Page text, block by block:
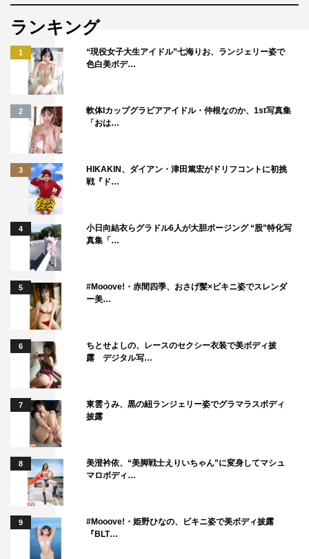
ランキング
1
“現役女子大生アイドル”七海りお、ランジェリー姿で
色白美ボデ…
2
軟体Iカップグラビアアイドル・仲根なのか、1st写真集
「おは…
3
HIKAKIN、ダイアン・津田篤宏がドリフコントに初挑
戦『ド…
4
小日向結衣らグラドル6人が大胆ポージング “股”特化写
真集「…
5
#Mooove!・赤間四季、おさげ髪×ビキニ姿でスレンダ
ー美…
6
ちとせよしの、レースのセクシー衣装で美ボディ披
露 デジタル写…
7
東雲うみ、黒の紐ランジェリー姿でグラマラスボディ
披露
8
美澄衿依、“美脚戦士えりいちゃん”に変身してマシュ
マロボディ…
9
#Mooove!・姫野ひなの、ビキニ姿で美ボディ披露
『BLT…